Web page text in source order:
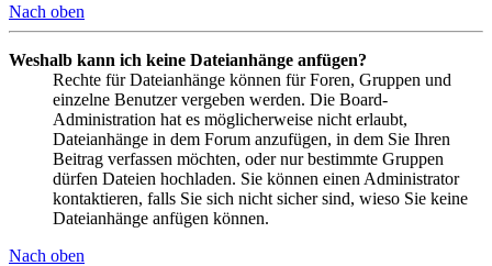
Nach oben
Weshalb kann ich keine Dateianhänge anfügen?
Rechte für Dateianhänge können für Foren, Gruppen und
einzelne Benutzer vergeben werden. Die Board-
Administration hat es möglicherweise nicht erlaubt,
Dateianhänge in dem Forum anzufügen, in dem Sie Ihren
Beitrag verfassen möchten, oder nur bestimmte Gruppen
dürfen Dateien hochladen. Sie können einen Administrator
kontaktieren, falls Sie sich nicht sicher sind, wieso Sie keine
Dateianhänge anfügen können.
Nach oben